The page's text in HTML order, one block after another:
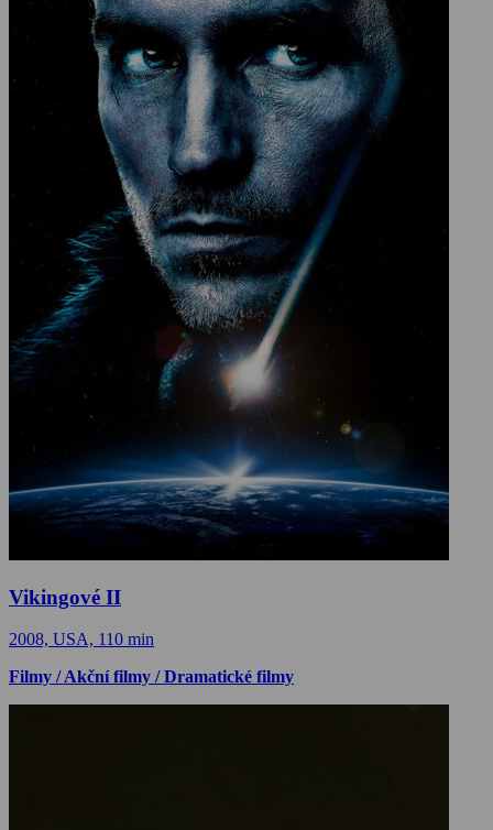
Vikingové II
2008, USA, 110 min
Filmy / Akční filmy / Dramatické filmy